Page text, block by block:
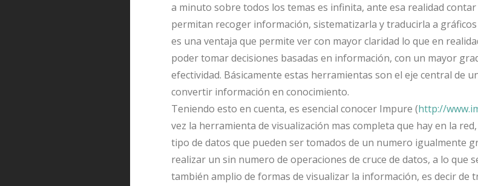
a minuto sobre todos los temas es infinita, ante esa realidad
permitan recoger información, sistematizarla y traducirla a
es una ventaja que permite ver con mayor claridad lo que en
poder tomar decisiones basadas en información, con un mayor
efectividad. Básicamente estas herramientas son el eje central de
convertir información en conocimiento.
Teniendo esto en cuenta, es esencial conocer Impure (http://
vez la herramienta de visualización mas completa que hay en la
tipo de datos que pueden ser tomados de un numero igualmente
realizar un sin numero de operaciones de cruce de datos, a lo que
también amplio de formas de visualizar la información, es decir de